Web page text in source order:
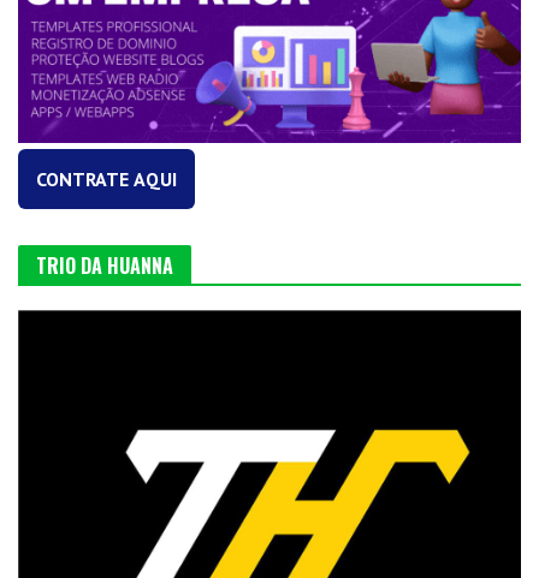
CONTRATE AQUI
TRIO DA HUANNA